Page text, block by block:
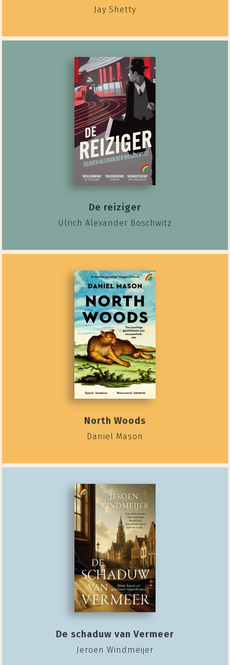
Jay Shetty
De reiziger
Ulrich Alexander Boschwitz
North Woods
Daniel Mason
De schaduw van Vermeer
Jeroen Windmeijer